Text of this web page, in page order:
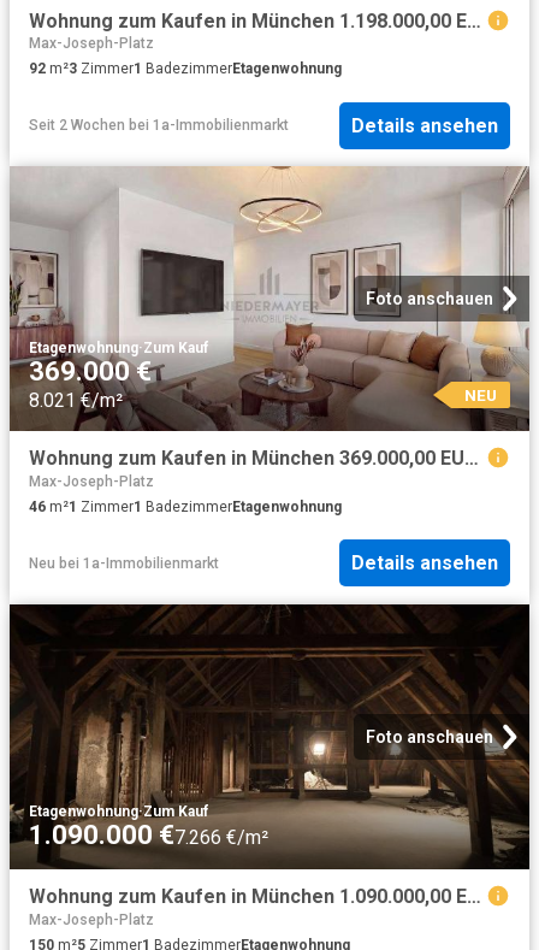
Wohnung zum Kaufen in München 1.198.000,00 EUR 92 m²
Max-Joseph-Platz
92 m²3 Zimmer1 BadezimmerEtagenwohnung
Seit 2 Wochen bei 1a-Immobilienmarkt Details ansehen
Foto anschauen
Etagenwohnung·Zum Kauf
369.000 €
8.021 €/m² NEU
Wohnung zum Kaufen in München 369.000,00 EUR 46 m²
Max-Joseph-Platz
46 m²1 Zimmer1 BadezimmerEtagenwohnung
Neu bei 1a-Immobilienmarkt Details ansehen
Foto anschauen
Etagenwohnung·Zum Kauf
1.090.000 €7.266 €/m²
Wohnung zum Kaufen in München 1.090.000,00 EUR 150 m²
Max-Joseph-Platz
150 m²5 Zimmer1 BadezimmerEtagenwohnung